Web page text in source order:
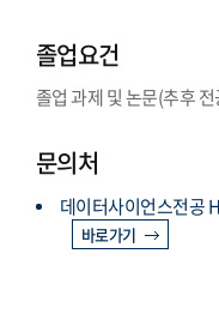
졸업요건
졸업 과제 및 논문(추후
문의처
데이터사이언스전공
바로가기